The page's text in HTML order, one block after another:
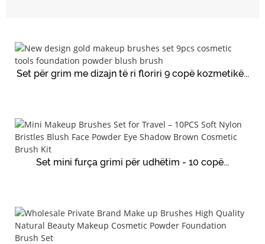
Set për grim me dizajn të ri floriri 9 copë kozmetikë...
Set mini furça grimi për udhëtim - 10 copë...